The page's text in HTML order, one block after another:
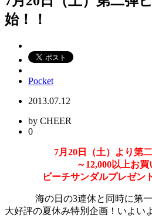
始！！
Pocket
2013.07.12
by CHEER
0
7月20日（土）より第
～12,000以上お
ビーチサンダルプレゼン
海の日の3連休と同時に第
大好評の夏休み特別企画！いよい